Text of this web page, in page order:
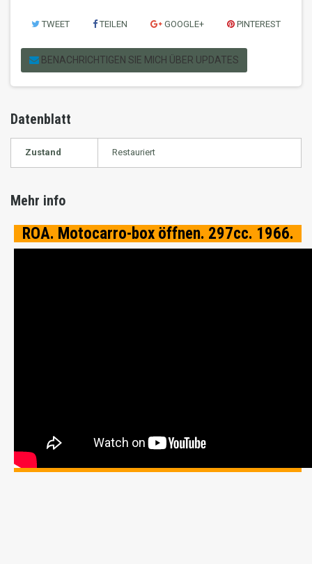
TWEET TEILEN GOOGLE+ PINTEREST
BENACHRICHTIGEN SIE MICH ÜBER UPDATES
Datenblatt
Zustand Restauriert
Mehr info
ROA. Motocarro-box öffnen. 297cc. 1966.